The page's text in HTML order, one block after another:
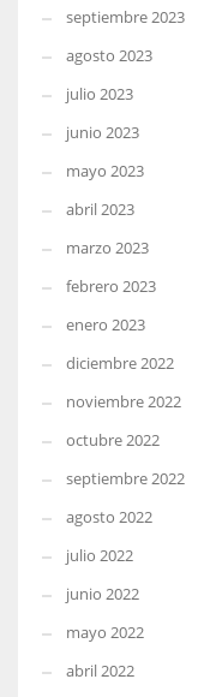
septiembre 2023
agosto 2023
julio 2023
junio 2023
mayo 2023
abril 2023
marzo 2023
febrero 2023
enero 2023
diciembre 2022
noviembre 2022
octubre 2022
septiembre 2022
agosto 2022
julio 2022
junio 2022
mayo 2022
abril 2022